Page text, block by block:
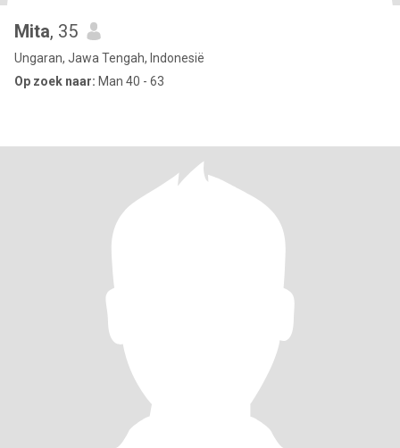
Mita, 35
Ungaran, Jawa Tengah, Indonesië
Op zoek naar: Man 40 - 63